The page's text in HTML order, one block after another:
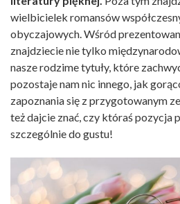
wielbicielek romansów
obyczajowych. Wśród
znajdziecie nie tylko
nasze rodzime tytuły, które
pozostaje nam nic innego, jak
zapoznania się z przygotowanym
też dajcie znać, czy któraś pozycja
szczególnie do gustu!